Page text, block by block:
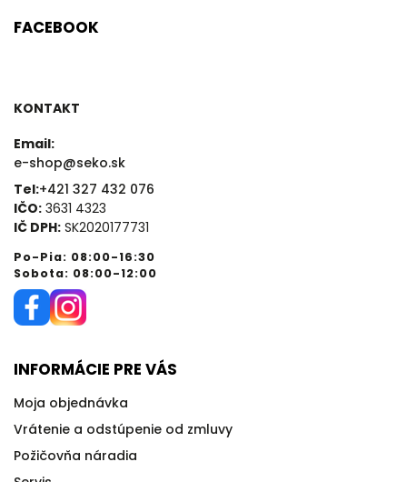
FACEBOOK
KONTAKT
Email:
e-shop@seko.sk
Tel:+421 327 432 076
IČO: 3631 4323
IČ DPH: SK2020177731
Po-Pia: 08:00-16:30
Sobota: 08:00-12:00
INFORMÁCIE PRE VÁS
Moja objednávka
Vrátenie a odstúpenie od zmluvy
Požičovňa náradia